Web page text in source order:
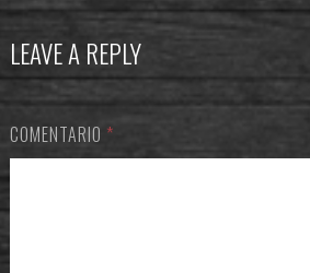
LEAVE A REPLY
COMENTARIO *